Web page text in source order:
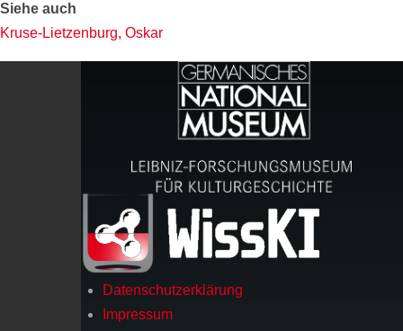
Siehe auch
Kruse-Lietzenburg, Oskar
FooterDatenschutzerklärung
Impressum